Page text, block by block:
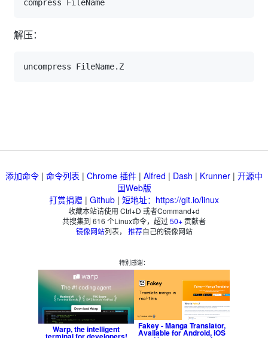
解压：
添加命令 | 命令列表 | Chrome 插件 | Alfred | Dash | Krunner | 开源中
国Web版
打赏捐赠 | Github | 短地址：https://git.io/linux
收藏本站请使用 Ctrl+D 或者Command+d
共搜集到 616 个Linux命令，超过50+贡献者
镜像网站列表， 推荐自己的镜像网站
特别感谢：
Warp, the intelligent Fakey - Manga Translator,
Available for Android, iOS